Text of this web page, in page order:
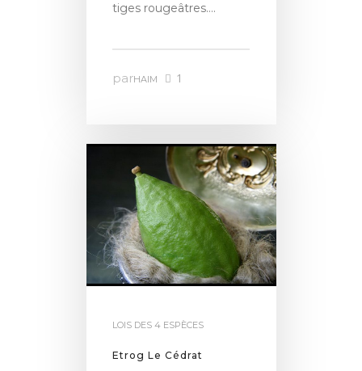
tiges rougeâtres….
parHAIM 1
LOIS DES 4 ESPÈCES
Etrog Le Cédrat